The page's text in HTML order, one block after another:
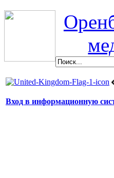
Вход в информационную